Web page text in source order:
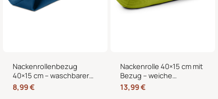
Nackenrollenbezug
40×15 cm – waschbarer
Ersatzbezug mit
verdecktem
8,99€
Nackenrolle 40×15 cm mit
Bezug – weiche
Kissenrolle in Samt-Optik,
Nackenstütze,
13,99€